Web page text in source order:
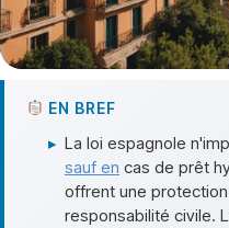
EN BREF
▸ La loi espagnole
sauf en cas de prêt
offrent une
responsabilité civile.